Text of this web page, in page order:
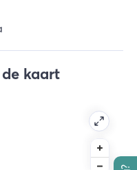
kaart